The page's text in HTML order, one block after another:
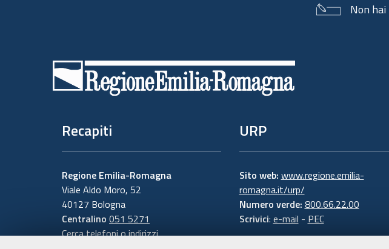
Non
Recapiti
Regione Emilia-Romagna
Viale Aldo Moro, 52
40127 Bologna
Centralino 051 5271
Cerca telefoni o indirizzi
URP
Sito web: www.regione.emilia-
romagna.it/urp/
Numero verde: 800.66.22.00
Scrivici: e-mail - PEC